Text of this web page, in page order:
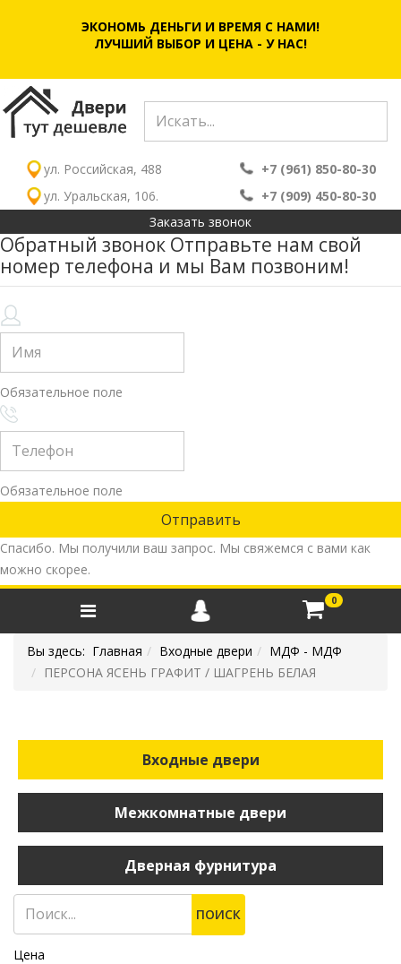
ЭКОНОМЬ ДЕНЬГИ И ВРЕМЯ С НАМИ!
ЛУЧШИЙ ВЫБОР И ЦЕНА - У НАС!
ул. Российская, 488
+7 (961) 850-80-30
ул. Уральская, 106.
+7 (909) 450-80-30
Заказать звонок
Обратный звонок Отправьте нам свой
номер телефона и мы Вам позвоним!
Обязательное поле
Обязательное поле
Спасибо. Мы получили ваш запрос. Мы свяжемся с вами как
можно скорее.
0
Вы здесь: Главная Входные двери
МДФ - МДФ
ПЕРСОНА ЯСЕНЬ ГРАФИТ / ШАГРЕНЬ БЕЛАЯ
Входные двери
Межкомнатные двери
Дверная фурнитура
ПОИСК
Цена